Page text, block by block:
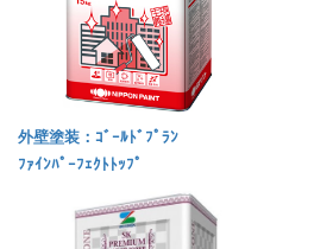
外壁塗装：ｺﾞｰﾙﾄﾞﾌﾟﾗﾝ
ﾌｧｲﾝﾊﾟｰﾌｪｸﾄﾄｯﾌﾟ